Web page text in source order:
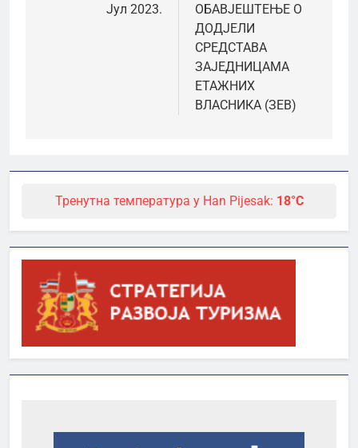
Јул 2023.
ОБАВЈЕШТЕЊЕ О
ДОДЈЕЛИ
СРЕДСТАВА
ЗАЈЕДНИЦАМА
ЕТАЖНИХ
ВЛАСНИКА (ЗЕВ)
Тренутна температура у Han Pijesak: 18°C